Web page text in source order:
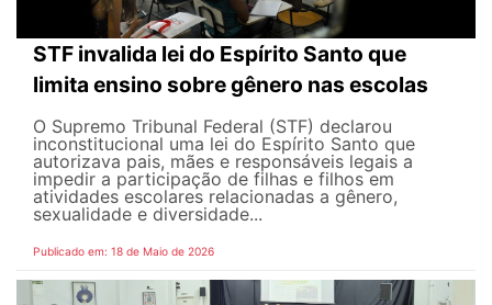
STF invalida lei do Espírito Santo que
limita ensino sobre gênero nas escolas
O Supremo Tribunal Federal (STF) declarou
inconstitucional uma lei do Espírito Santo que
autorizava pais, mães e responsáveis legais ​​a
impedir a participação de filhas e filhos em
atividades escolares relacionadas a gênero,
sexualidade e diversidade...
Publicado em: 18 de Maio de 2026